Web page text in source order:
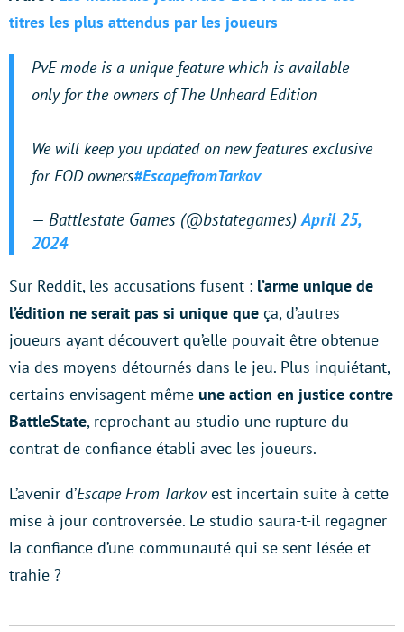
titres les plus attendus par les joueurs
PvE mode is a unique feature which is available
only for the owners of The Unheard Edition
We will keep you updated on new features exclusive
for EOD owners#EscapefromTarkov
— Battlestate Games (@bstategames) April 25,
2024
Sur Reddit, les accusations fusent : l’arme unique de
l’édition ne serait pas si unique que ça, d’autres
joueurs ayant découvert qu’elle pouvait être obtenue
via des moyens détournés dans le jeu. Plus inquiétant,
certains envisagent même une action en justice contre
BattleState, reprochant au studio une rupture du
contrat de confiance établi avec les joueurs.
L’avenir d’Escape From Tarkovest incertain suite à cette
mise à jour controversée. Le studio saura-t-il regagner
la confiance d’une communauté qui se sent lésée et
trahie ?